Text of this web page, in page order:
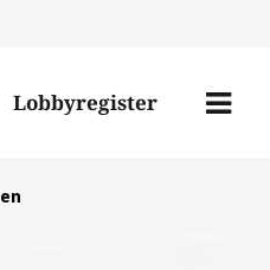
Lobbyregister
Menü